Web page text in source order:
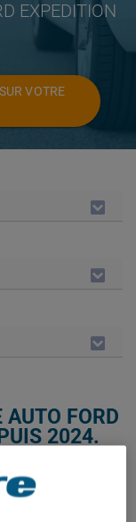
EXPEDITION
VOTRE
AUTO FORD
2024.
données